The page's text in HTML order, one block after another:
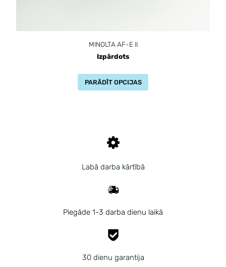
Labā darba kārtībā
Piegāde 1-3 darba dienu laikā
30 dienu garantija
MINOLTA AF-E II
Izpārdots
PARĀDĪT OPCIJAS